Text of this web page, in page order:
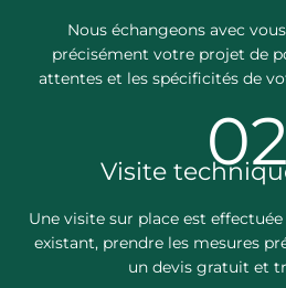
Nous échangeons avec
précisément votre projet de
attentes et les spécificités de
02
Visite
Une visite sur place est
existant, prendre les mesures
un devis gratuit et